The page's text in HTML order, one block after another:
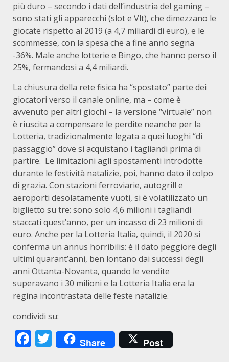
più duro – secondo i dati dell’industria del gaming –
sono stati gli apparecchi (slot e Vlt), che dimezzano le
giocate rispetto al 2019 (a 4,7 miliardi di euro), e le
scommesse, con la spesa che a fine anno segna
-36%. Male anche lotterie e Bingo, che hanno perso il
25%, fermandosi a 4,4 miliardi.
La chiusura della rete fisica ha “spostato” parte dei
giocatori verso il canale online, ma – come è
avvenuto per altri giochi – la versione “virtuale” non
è riuscita a compensare le perdite neanche per la
Lotteria, tradizionalmente legata a quei luoghi “di
passaggio” dove si acquistano i tagliandi prima di
partire. Le limitazioni agli spostamenti introdotte
durante le festività natalizie, poi, hanno dato il colpo
di grazia. Con stazioni ferroviarie, autogrill e
aeroporti desolatamente vuoti, si è volatilizzato un
biglietto su tre: sono solo 4,6 milioni i tagliandi
staccati quest’anno, per un incasso di 23 milioni di
euro. Anche per la Lotteria Italia, quindi, il 2020 si
conferma un annus horribilis: è il dato peggiore degli
ultimi quarant’anni, ben lontano dai successi degli
anni Ottanta-Novanta, quando le vendite
superavano i 30 milioni e la Lotteria Italia era la
regina incontrastata delle feste natalizie.
condividi su:
Facebook
Twitter
Share Post